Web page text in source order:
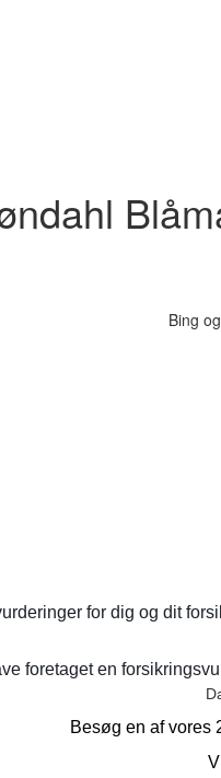
Bing
for dig og dit
foretaget en
Besøg en af vores